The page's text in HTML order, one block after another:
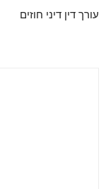
עורך דין דיני חוזים